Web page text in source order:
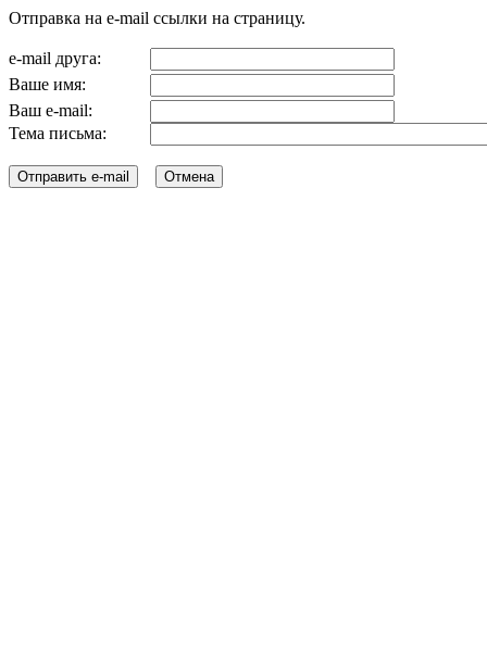
Отправка на e-mail ссылки на страницу.
e-mail друга:
Ваше имя:
Ваш e-mail:
Тема письма: